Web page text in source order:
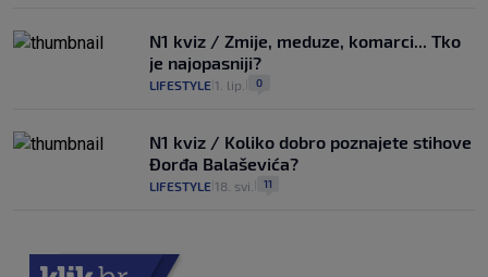
N1 kviz / Zmije, meduze, komarci... Tko
je najopasniji?
LIFESTYLE 1. lip. 0
N1 kviz / Koliko dobro poznajete stihove
Đorđa Balaševića?
LIFESTYLE 18. svi. 11